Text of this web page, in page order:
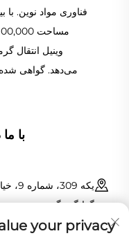
با
یکه
گوانگدونگ، چین
your privacy